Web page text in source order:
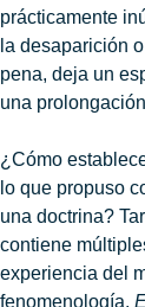
prácticamente
la desaparición
pena, deja un
una
¿Cómo
lo que propuso
una doctrina?
contiene
experiencia del
fenomenología.